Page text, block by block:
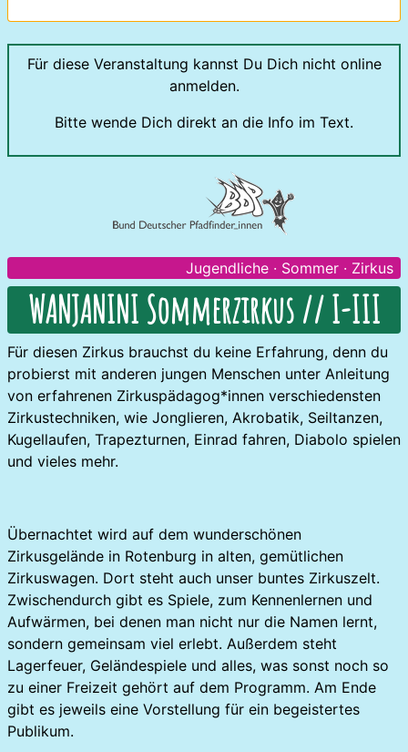
Jugendliche · Sommer · Zirkus
WANJANINI Sommerzirkus // I-III
Für diesen Zirkus brauchst du keine Erfahrung, denn du
probierst mit anderen jungen Menschen unter Anleitung
von erfahrenen Zirkuspädagog*innen verschiedensten
Zirkustechniken, wie Jonglieren, Akrobatik, Seiltanzen,
Kugellaufen, Trapezturnen, Einrad fahren, Diabolo spielen
und vieles mehr.
Übernachtet wird auf dem wunderschönen
Zirkusgelände in Rotenburg in alten, gemütlichen
Zirkuswagen. Dort steht auch unser buntes Zirkuszelt.
Zwischendurch gibt es Spiele, zum Kennenlernen und
Aufwärmen, bei denen man nicht nur die Namen lernt,
sondern gemeinsam viel erlebt. Außerdem steht
Lagerfeuer, Geländespiele und alles, was sonst noch so
zu einer Freizeit gehört auf dem Programm. Am Ende
gibt es jeweils eine Vorstellung für ein begeistertes
Publikum.
Für diese Veranstaltung kannst Du Dich nicht online
anmelden.
Bitte wende Dich direkt an die Info im Text.